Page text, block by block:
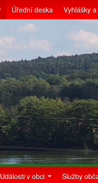
Úřední deska Vyhlášky
Události v obci Služby